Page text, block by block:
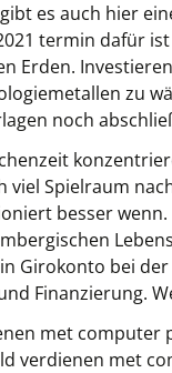
es auch hier
termin dafür
Erden.
zu
noch
viel Spielraum
besser
Girokonto bei
Finanzierung.
met computer
verdienen met